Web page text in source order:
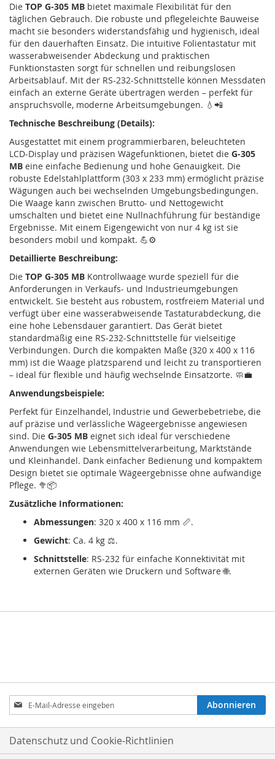
Die TOP G-305 MB bietet maximale Flexibilität für den
täglichen Gebrauch. Die robuste und pflegeleichte Bauweise
macht sie besonders widerstandsfähig und hygienisch, ideal
für den dauerhaften Einsatz. Die intuitive Folientastatur mit
wasserabweisender Abdeckung und praktischen
Funktionstasten sorgt für schnellen und reibungslosen
Arbeitsablauf. Mit der RS-232-Schnittstelle können Messdaten
einfach an externe Geräte übertragen werden – perfekt für
anspruchsvolle, moderne Arbeitsumgebungen. 💧📲
Technische Beschreibung (Details):
Ausgestattet mit einem programmierbaren, beleuchteten
LCD-Display und präzisen Wägefunktionen, bietet die G-305
MB eine einfache Bedienung und hohe Genauigkeit. Die
robuste Edelstahlplattform (303 x 233 mm) ermöglicht präzise
Wägungen auch bei wechselnden Umgebungsbedingungen.
Die Waage kann zwischen Brutto- und Nettogewicht
umschalten und bietet eine Nullnachführung für beständige
Ergebnisse. Mit einem Eigengewicht von nur 4 kg ist sie
besonders mobil und kompakt. 💪⚙️
Detaillierte Beschreibung:
Die TOP G-305 MB Kontrollwaage wurde speziell für die
Anforderungen in Verkaufs- und Industrieumgebungen
entwickelt. Sie besteht aus robustem, rostfreiem Material und
verfügt über eine wasserabweisende Tastaturabdeckung, die
eine hohe Lebensdauer garantiert. Das Gerät bietet
standardmäßig eine RS-232-Schnittstelle für vielseitige
Verbindungen. Durch die kompakten Maße (320 x 400 x 116
mm) ist die Waage platzsparend und leicht zu transportieren
– ideal für flexible und häufig wechselnde Einsatzorte. 🧼💼
Anwendungsbeispiele:
Perfekt für Einzelhandel, Industrie und Gewerbebetriebe, die
auf präzise und verlässliche Wägeergebnisse angewiesen
sind. Die G-305 MB eignet sich ideal für verschiedene
Anwendungen wie Lebensmittelverarbeitung, Marktstände
und Kleinhandel. Dank einfacher Bedienung und kompaktem
Design bietet sie optimale Wägeergebnisse ohne aufwändige
Pflege. 🥦📦
Zusätzliche Informationen:
Abmessungen: 320 x 400 x 116 mm 📏.
Gewicht: Ca. 4 kg ⚖️.
Schnittstelle: RS-232 für einfache Konnektivität mit
externen Geräten wie Druckern und Software 🌐.
Anmeldung
zum
Newsletter:
Abonnieren
Datenschutz und Cookie-Richtlinien